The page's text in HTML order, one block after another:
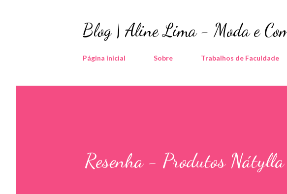
Blog | Aline Lima - Moda e
Página inicial Sobre Trabalhos de Faculdade
Resenha - Produtos